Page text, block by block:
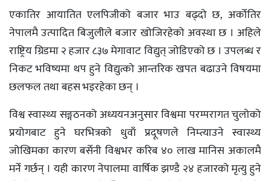
एकातिर आयातित एलपिजीको बजार भाउ बढ्दो छ, अर्कोतिर
नेपालमै उत्पादित बिजुलीले बजार खोजिरहेको अवस्था छ । अहिले
राष्ट्रिय ग्रिडमा २ हजार ८३७ मेगावाट विद्युत् जोडिएको छ । उपलब्ध र
निकट भविष्यमा थप हुने विद्युत्को आन्तरिक खपत बढाउने विषयमा
छलफल तथा बहस भइरहेका छन् ।
विश्व स्वास्थ्य सङ्गठनको अध्ययनअनुसार विश्वमा परम्परागत चुलोको
प्रयोगबाट हुने घरभित्रको धुवाँ प्रदूषणले निम्त्याउने स्वास्थ्य
जोखिमका कारण बर्सेनी विश्वभर करिब ४० लाख मानिस अकालमै
मर्ने गर्छन् । यही कारण नेपालमा वार्षिक झण्डै २४ हजारको मृत्यु हुने